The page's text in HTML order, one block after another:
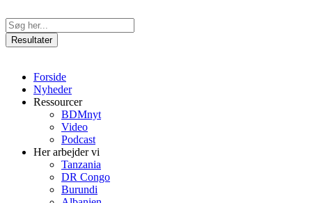
til
indhold
Search
...Resultater
Forside
Nyheder
Ressourcer
BDMnyt
Video
Podcast
Her arbejder vi
Tanzania
DR Congo
Burundi